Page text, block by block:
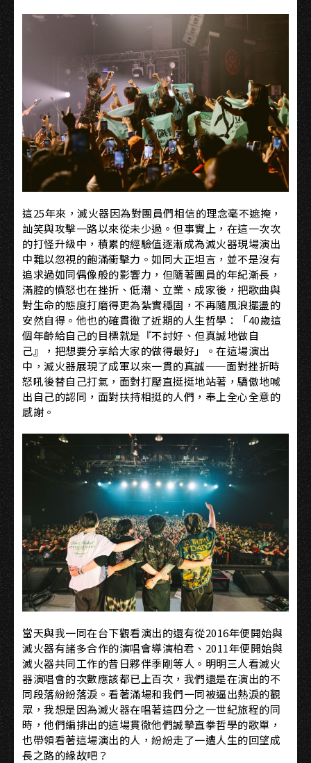
這25年來，滅火器因為對團員們相信的理念毫不遮掩，
訕笑與攻擊一路以來從未少過。但事實上，在這一次次
的打怪升級中，積累的經驗值逐漸成為滅火器現場演出
中難以忽視的飽滿衝擊力。如同大正坦言，並不是沒有
追求過如同偶像般的影響力，但隨著團員的年紀漸長，
滿腔的憤怒也在挫折、低潮、立業、成家後，把歌曲與
對生命的態度打磨得更為紮實穩固，不再隨風浪擺盪的
安然自得。他也的確貫徹了近期的人生哲學：「40歲這
個年齡給自己的目標就是『不討好、但真誠地做自
己』，把想要分享給大家的做得最好」。在這場演出
中，滅火器展現了成軍以來一貫的真誠——面對挫折時
怒吼後替自己打氣，面對打壓直挺挺地站著，驕傲地喊
出自己的認同，面對扶持相挺的人們，奉上全心全意的
感謝。
當天與我一同在台下觀看演出的還有從2016年便開始與
滅火器有諸多合作的演唱會導演柏君、2011年便開始與
滅火器共同工作的昔日夥伴季剛等人。明明三人看滅火
器演唱會的次數應該都已上百次，我們還是在演出的不
同段落紛紛落淚。看著滿場和我們一同被逼出熱淚的觀
眾，我想是因為滅火器在唱著這四分之一世紀旅程的同
時，他們編排出的這場貫徹他們誠摯直拳哲學的歌單，
也帶領看著這場演出的人，紛紛走了一遭人生的回望成
長之路的緣故吧？